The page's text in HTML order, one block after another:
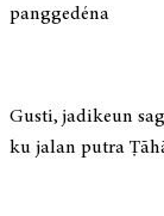
panggedéna
Gusti, jadikeun
ku jalan putra